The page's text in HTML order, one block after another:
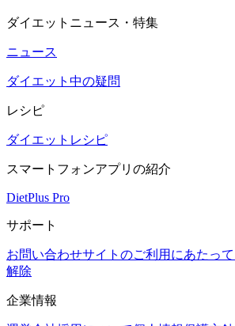
ダイエットニュース・特集
ニュース
ダイエット中の疑問
レシピ
ダイエットレシピ
スマートフォンアプリの紹介
DietPlus Pro
サポート
お問い合わせサイトのご利用にあたって
解除
企業情報